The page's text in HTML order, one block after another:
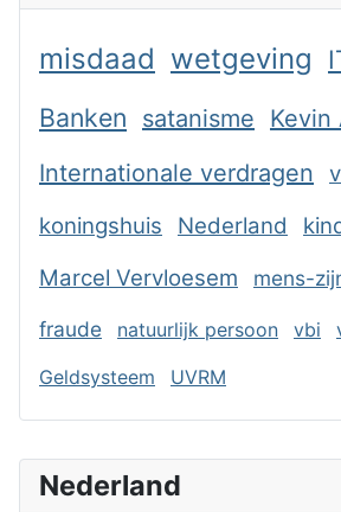
Nederland
misdaad wetgeving
Banken
satanisme
Kevin
Internationale verdragen
koningshuis
Nederland
Marcel Vervloesem
mens-
fraude natuurlijk persoon vbi
Geldsysteem
UVRM